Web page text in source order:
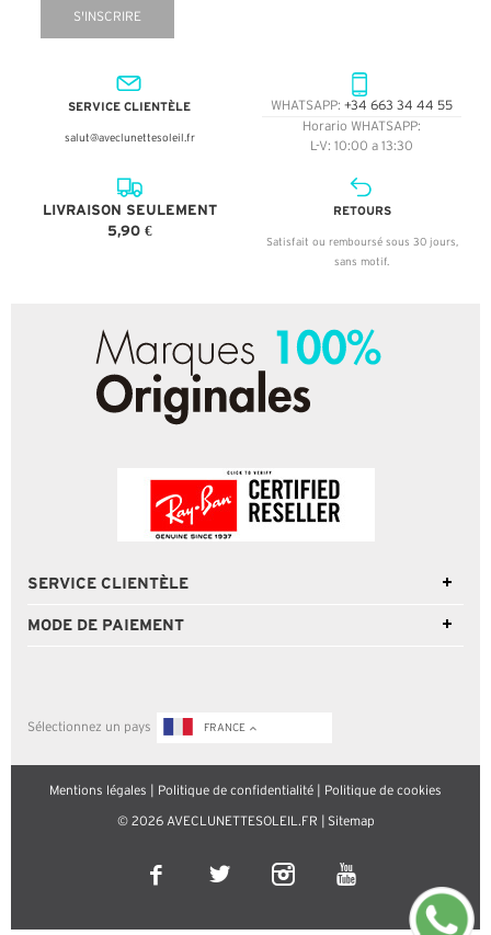
S'INSCRIRE
SERVICE CLIENTÈLE
salut@aveclunettesoleil.fr
WHATSAPP: +34 663 34 44 55
Horario WHATSAPP:
L-V: 10:00 a 13:30
LIVRAISON SEULEMENT
5,90 €
RETOURS
Satisfait ou remboursé sous 30 jours,
sans motif.
SERVICE CLIENTÈLE
MODE DE PAIEMENT
Sélectionnez un pays FRANCE
Mentions légales Politique de confidentialité Politique de cookies
© 2026 AVECLUNETTESOLEIL.FR | Sitemap